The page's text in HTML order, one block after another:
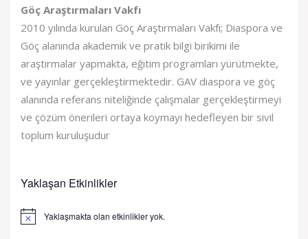
Göç Araştırmaları Vakfı
2010 yılında kurulan Göç Araştırmaları Vakfı; Diaspora ve
Göç alanında akademik ve pratik bilgi birikimi ile
araştırmalar yapmakta, eğitim programları yürütmekte,
ve yayınlar gerçekleştirmektedir. GAV diaspora ve göç
alanında referans niteliğinde çalışmalar gerçekleştirmeyi
ve çözüm önerileri ortaya koymayı hedefleyen bir sivil
toplum kuruluşudur
Yaklaşan Etkinlikler
Notice Yaklaşmakta olan etkinlikler yok.